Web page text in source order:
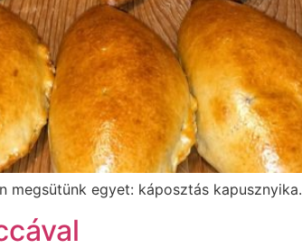
megsütünk egyet: káposztás kapusznyika.